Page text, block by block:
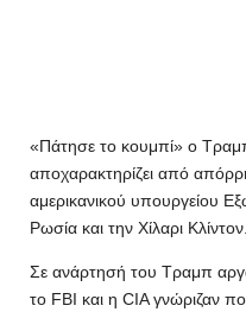
«Πάτησε το κουμπί» ο
αποχαρακτηρίζει από
αμερικανικού υπουργείου
Ρωσία και την Χίλαρι Κλίντον.
Σε ανάρτησή του Τραμπ
το FBI και η CIA γνώριζαν